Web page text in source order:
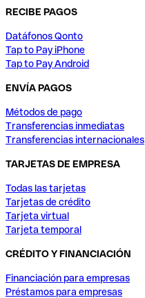
RECIBE PAGOS
Datáfonos Qonto
Tap to Pay iPhone
Tap to Pay Android
ENVÍA PAGOS
Métodos de pago
Transferencias inmediatas
Transferencias internacionales
TARJETAS DE EMPRESA
Todas las tarjetas
Tarjetas de crédito
Tarjeta virtual
Tarjeta temporal
CRÉDITO Y FINANCIACIÓN
Financiación para empresas
Préstamos para empresas